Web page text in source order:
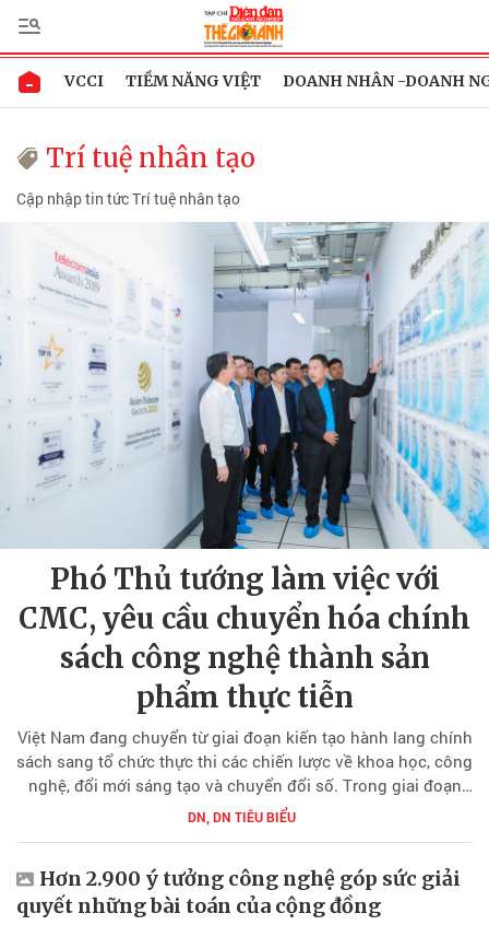
VCCI TIỀM NĂNG VIỆT DOANH NHÂN -DOANH
Trí tuệ nhân tạo
Cập nhập tin tức Trí tuệ nhân tạo
Phó Thủ tướng làm việc với
CMC, yêu cầu chuyển hóa chính
sách công nghệ thành sản
phẩm thực tiễn
Việt Nam đang chuyển từ giai đoạn kiến tạo hành lang chính
sách sang tổ chức thực thi các chiến lược về khoa học, công
nghệ, đổi mới sáng tạo và chuyển đổi số. Trong giai đoạn
này, thước đo quan trọng không còn chỉ là số lượng chính
sách được ban hành, mà là khả năng chuyển hóa chính sách
lực cạnh tranh của doanh nghiệp Việt Nam.
DN, DN TIÊU BIỂU
Hơn 2.900 ý tưởng công nghệ góp sức giải
quyết những bài toán của cộng đồng